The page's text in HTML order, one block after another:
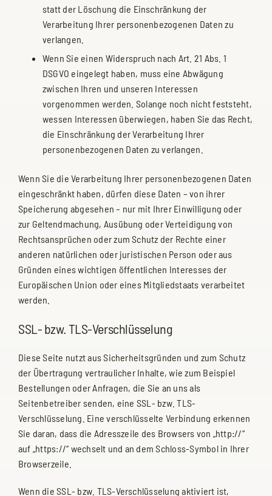
statt der Löschung die Einschränkung der
Verarbeitung Ihrer personenbezogenen Daten zu
verlangen.
Wenn Sie einen Widerspruch nach Art. 21 Abs. 1
DSGVO eingelegt haben, muss eine Abwägung
zwischen Ihren und unseren Interessen
vorgenommen werden. Solange noch nicht feststeht,
wessen Interessen überwiegen, haben Sie das Recht,
die Einschränkung der Verarbeitung Ihrer
personenbezogenen Daten zu verlangen.
Wenn Sie die Verarbeitung Ihrer personenbezogenen Daten
eingeschränkt haben, dürfen diese Daten – von ihrer
Speicherung abgesehen – nur mit Ihrer Einwilligung oder
zur Geltendmachung, Ausübung oder Verteidigung von
Rechtsansprüchen oder zum Schutz der Rechte einer
anderen natürlichen oder juristischen Person oder aus
Gründen eines wichtigen öffentlichen Interesses der
Europäischen Union oder eines Mitgliedstaats verarbeitet
werden.
SSL- bzw. TLS-Verschlüsselung
Diese Seite nutzt aus Sicherheitsgründen und zum Schutz
der Übertragung vertraulicher Inhalte, wie zum Beispiel
Bestellungen oder Anfragen, die Sie an uns als
Seitenbetreiber senden, eine SSL- bzw. TLS-
Verschlüsselung. Eine verschlüsselte Verbindung erkennen
Sie daran, dass die Adresszeile des Browsers von „http://“
auf „https://“ wechselt und an dem Schloss-Symbol in Ihrer
Browserzeile.
Wenn die SSL- bzw. TLS-Verschlüsselung aktiviert ist,